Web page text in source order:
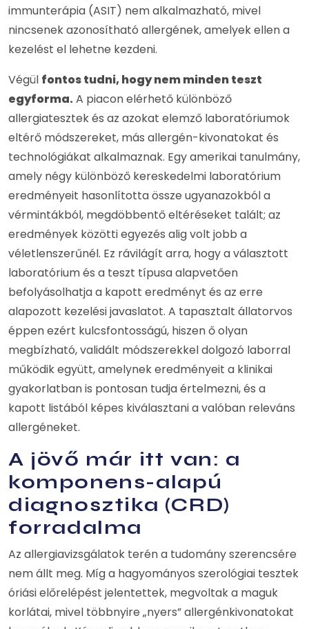
immunterápia (ASIT) nem alkalmazható, mivel
nincsenek azonosítható allergének, amelyek ellen a
kezelést el lehetne kezdeni.
Végül fontos tudni, hogy nem minden teszt
egyforma. A piacon elérhető különböző
allergiatesztek és az azokat elemző laboratóriumok
eltérő módszereket, más allergén-kivonatokat és
technológiákat alkalmaznak. Egy amerikai tanulmány,
amely négy különböző kereskedelmi laboratórium
eredményeit hasonlította össze ugyanazokból a
vérmintákból, megdöbbentő eltéréseket talált; az
eredmények közötti egyezés alig volt jobb a
véletlenszerűnél. Ez rávilágít arra, hogy a választott
laboratórium és a teszt típusa alapvetően
befolyásolhatja a kapott eredményt és az erre
alapozott kezelési javaslatot. A tapasztalt állatorvos
éppen ezért kulcsfontosságú, hiszen ő olyan
megbízható, validált módszerekkel dolgozó laborral
működik együtt, amelynek eredményeit a klinikai
gyakorlatban is pontosan tudja értelmezni, és a
kapott listából képes kiválasztani a valóban releváns
allergéneket.
A jövő már itt van: a
komponens-alapú
diagnosztika (CRD)
forradalma
Az allergiavizsgálatok terén a tudomány szerencsére
nem állt meg. Míg a hagyományos szerológiai tesztek
óriási előrelépést jelentettek, megvoltak a maguk
korlátai, mivel többnyire „nyers” allergénkivonatokat